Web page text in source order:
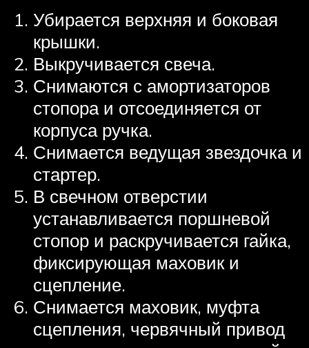
Убирается верхняя и боковая
крышки.
Выкручивается свеча.
Снимаются с амортизаторов
стопора и отсоединяется от
корпуса ручка.
Снимается ведущая звездочка и
стартер.
В свечном отверстии
устанавливается поршневой
стопор и раскручивается гайка,
фиксирующая маховик и
сцепление.
Снимается маховик, муфта
сцепления, червячный привод